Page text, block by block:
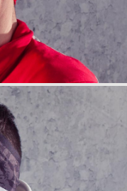
anfrage